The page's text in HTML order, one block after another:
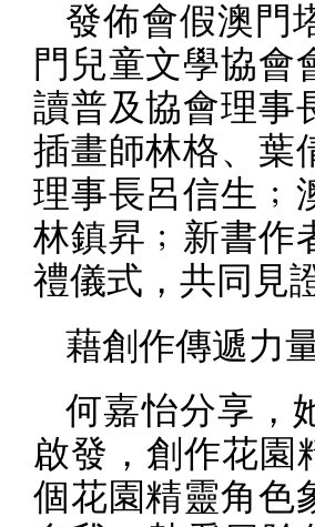
發佈會假澳門
門兒童文學協會
讀普及協會理事
插畫師林格、葉
理事長呂信生﹔
林鎮昇﹔新書作
禮儀式，共同見
藉創作傳遞力
何嘉怡分享，
啟發，創作花園
個花園精靈角色